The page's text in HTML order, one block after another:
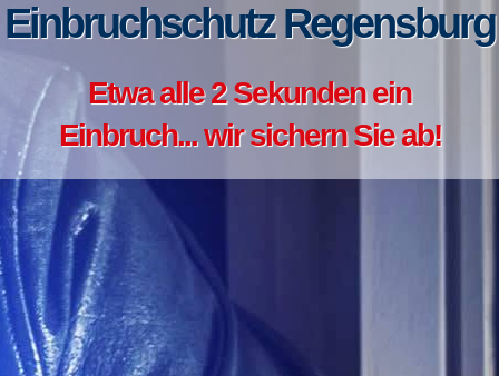
Einbruchschutz Regensburg
Etwa alle 2 Sekunden ein
Einbruch... wir sichern Sie ab!